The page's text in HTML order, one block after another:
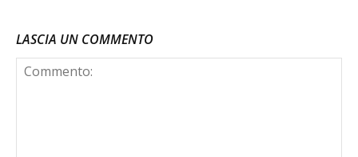
LASCIA UN COMMENTO